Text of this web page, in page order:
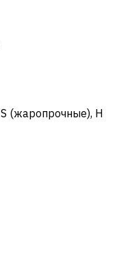
S (жаропрочные), H